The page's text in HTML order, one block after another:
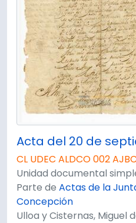
CL UDEC ALDCO 002
Unidad documental
Parte de Actas de la
Concepción
Ulloa y Cisternas, Miguel